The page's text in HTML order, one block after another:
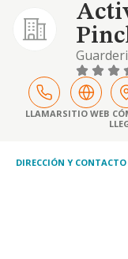
y
LLAMARSITIO WEB
DIRECCIÓN Y CONTACTO